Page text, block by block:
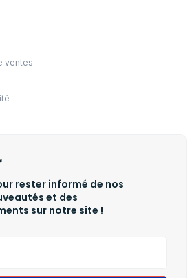
ventes
rester informé de nos
et des
sur notre site !